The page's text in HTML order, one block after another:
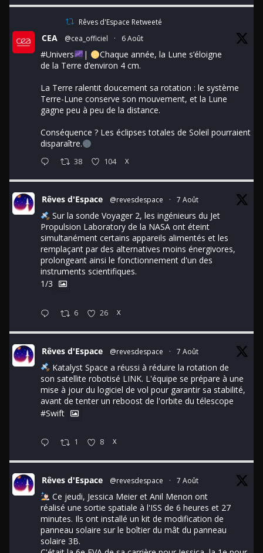
Rêves d'Espace Retweeté
CEA @cea_officiel · 6 Août
#Univers |
Chaque année, la Lune s’éloigne
de la Terre d’environ 4 cm.
La Terre ralentit doucement sa rotation : le système
Terre-Lune conserve son mouvement, et la Lune
gagne peu à peu de la distance.
Conséquence ? Les éclipses totales de Soleil pourraient
disparaître.
38 104 X
Rêves d'Espace @revesdespace · 7 Août
Sur la sonde Voyager 2, les ingénieurs du Jet
Propulsion Laboratory de la NASA ont éteint
simultanément certains appareils alimentés et les
remplaçant par des alternatives moins énergivores,
prolongeant ainsi le fonctionnement d'un des
instruments scientifiques.
1/3
6 26 X
Rêves d'Espace @revesdespace · 7 Août
Katalyst Space a réussi à réduire la rotation de
son satellite robotisé LINK. L'équipe se prépare à une
mise à jour du logiciel de vol pour garantir sa stabilité,
avant de tenter un reboost de l'orbite du télescope
#Swift
1 8 X
Rêves d'Espace @revesdespace · 7 Août
Ce jeudi, Jessica Meier et Anil Menon ont
réalisé une sortie spatiale à l'ISS de 6 heures et 27
minutes. Ils ont installé un kit de modification de
panneau solaire sur le boîtier du mât du panneau
solaire 3B.